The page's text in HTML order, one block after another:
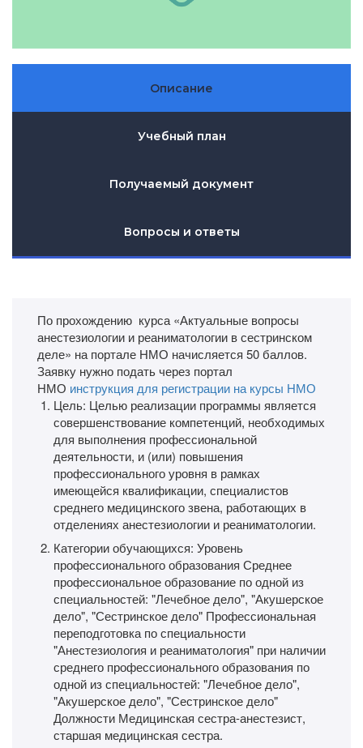
Описание
Учебный план
Получаемый документ
Вопросы и ответы
По прохождению курса «Актуальные вопросы
анестезиологии и реаниматологии в сестринском
деле» на портале НМО начисляется 50 баллов.
Заявку нужно подать через портал
НМО инструкция для регистрации на курсы НМО
Цель: Целью реализации программы является
совершенствование компетенций, необходимых
для выполнения профессиональной
деятельности, и (или) повышения
профессионального уровня в рамках
имеющейся квалификации, специалистов
среднего медицинского звена, работающих в
отделениях анестезиологии и реаниматологии.
Категории обучающихся: Уровень
профессионального образования Среднее
профессиональное образование по одной из
специальностей: "Лечебное дело", "Акушерское
дело", "Сестринское дело" Профессиональная
переподготовка по специальности
"Анестезиология и реаниматология" при наличии
среднего профессионального образования по
одной из специальностей: "Лечебное дело",
"Акушерское дело", "Сестринское дело"
Должности Медицинская сестра-анестезист,
старшая медицинская сестра.